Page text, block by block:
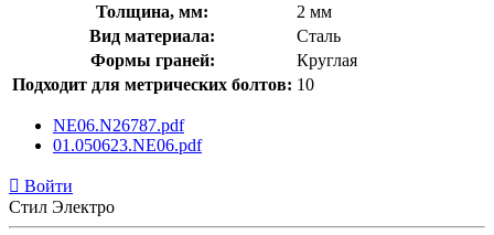
Толщина, мм:
2 мм
Вид материала:
Сталь
Формы граней:
Круглая
Подходит для метрических болтов: 10
NE06.N26787.pdf
01.050623.NE06.pdf
Войти
Стил Электро